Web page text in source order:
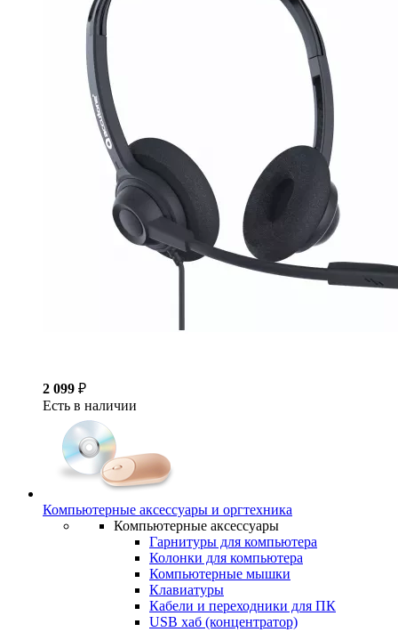
2 099 ₽
Есть в наличии
Компьютерные аксессуары и оргтехника
Компьютерные аксессуары
Гарнитуры для компьютера
Колонки для компьютера
Компьютерные мышки
Клавиатуры
Кабели и переходники для ПК
USB хаб (концентратор)